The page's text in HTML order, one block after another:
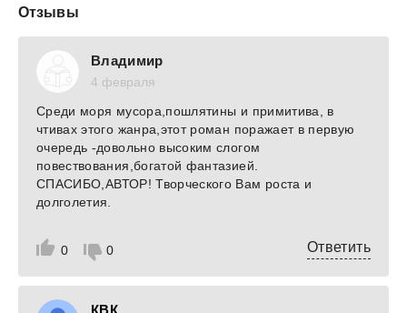
Отзывы
Владимир
4 февраля
0 0
Среди моря мусора,пошлятины и примитива, в
чтивах этого жанра,этот роман поражает в первую
очередь -довольно высоким слогом
повествования,богатой фантазией.
СПАСИБО,АВТОР! Творческого Вам роста и
долголетия.
Ответить
КВК